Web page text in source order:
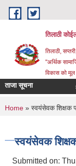
Skip to main content
तिलाठी
तिलाठी,
"अर्थिक
विकास को
ताजा सूचना
You are
Home » स्वयंसेवक शिक्षक
स्वयंसेवक
Submitted on: